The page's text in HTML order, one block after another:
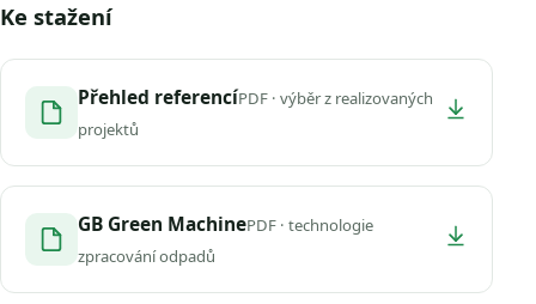
Ke stažení
Přehled referencíPDF · výběr z realizovaných
projektů
GB Green MachinePDF · technologie
zpracování odpadů